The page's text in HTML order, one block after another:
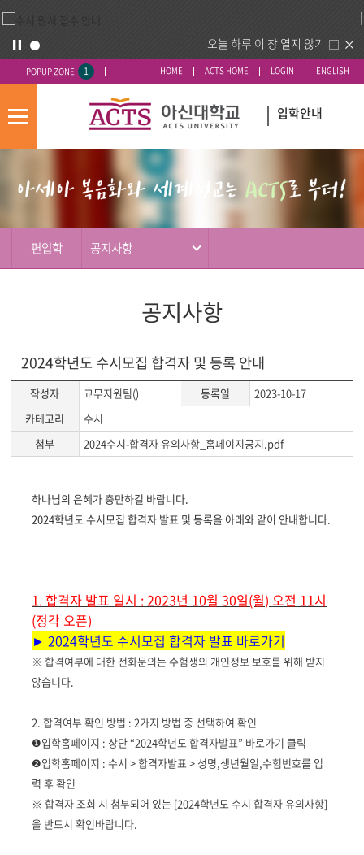
오늘 하루 이 창 열지 않기
POPUP ZONE 1 HOME ACTS HOME LOGIN ENGLISH
모
뉴
입학안내
편입학 공지사항
공지사항
2024학년도 수시모집 합격자 및 등록 안내
작성자 교무지원팀() 등록일
2023-10-17
카테고리
수시
첨부
2024수시-합격자 유의사항_홈페이지공지.pdf
게
시
글
하나님의 은혜가 충만하길 바랍니다.
2024학년도 수시모집 합격자 발표 및 등록을 아래와 같이 안내합니다.
1. 합격자 발표 일시 : 2023년 10월 30일(월) 오전 11시
(정각 오픈)
► 2024학년도 수시모집 합격자 발표 바로가기
※ 합격여부에 대한 전화문의는 수험생의 개인정보 보호를 위해 받지
않습니다.
2. 합격여부 확인 방법 : 2가지 방법 중 선택하여 확인
❶입학홈페이지 : 상단 “2024학년도 합격자발표” 바로가기 클릭
❷입학홈페이지 : 수시 > 합격자발표 > 성명,생년월일,수험번호를 입
력 후 확인
※ 합격자 조회 시 첨부되어 있는 [2024학년도 수시 합격자 유의사항]
을 반드시 확인바랍니다.